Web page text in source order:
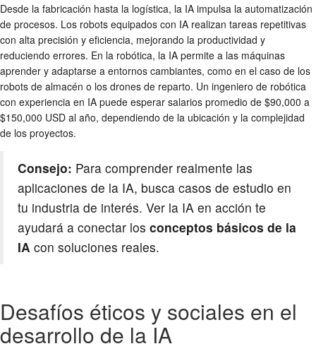
Desde la fabricación hasta la logística, la IA impulsa la automatización
de procesos. Los robots equipados con IA realizan tareas repetitivas
con alta precisión y eficiencia, mejorando la productividad y
reduciendo errores. En la robótica, la IA permite a las máquinas
aprender y adaptarse a entornos cambiantes, como en el caso de los
robots de almacén o los drones de reparto. Un ingeniero de robótica
con experiencia en IA puede esperar salarios promedio de $90,000 a
$150,000 USD al año, dependiendo de la ubicación y la complejidad
de los proyectos.
Consejo: Para comprender realmente las
aplicaciones de la IA, busca casos de estudio en
tu industria de interés. Ver la IA en acción te
ayudará a conectar los conceptos básicos de la
IA con soluciones reales.
Desafíos éticos y sociales en el
desarrollo de la IA